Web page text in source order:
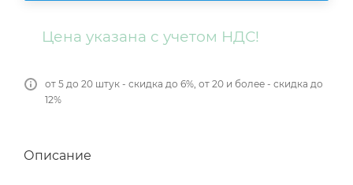
Цена указана с учетом НДС!
от 5 до 20 штук - скидка до 6%, от 20 и более - скидка до
12%
Описание